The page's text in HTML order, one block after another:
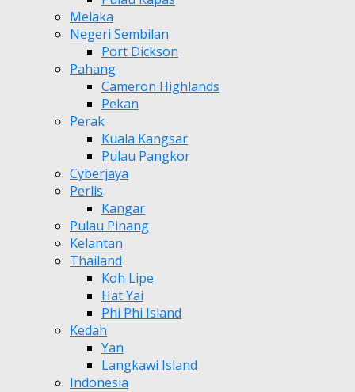
Melaka
Negeri Sembilan
Port Dickson
Pahang
Cameron Highlands
Pekan
Perak
Kuala Kangsar
Pulau Pangkor
Cyberjaya
Perlis
Kangar
Pulau Pinang
Kelantan
Thailand
Koh Lipe
Hat Yai
Phi Phi Island
Kedah
Yan
Langkawi Island
Indonesia